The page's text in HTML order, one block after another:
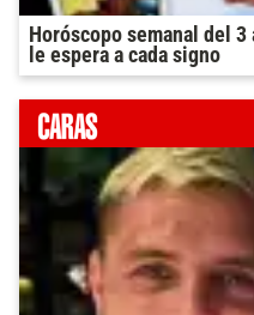
Horóscopo semanal del
le espera a cada signo